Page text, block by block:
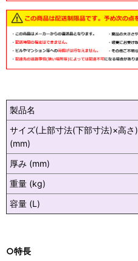
製品名
サイズ(上部寸法(下部寸法)×高さ)
(mm)
厚み (mm)
重量 (kg)
容量 (L)
○特長